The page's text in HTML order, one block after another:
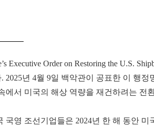
Order on Restoring the U.S.
년 4월 9일 백악관이 공표한 이 행정
서 미국의 해상 역량을 재건하려는 전
영 조선기업들은 2024년 한 해 동안